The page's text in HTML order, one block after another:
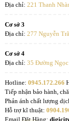
Địa chỉ: 221 Thanh
Cơ sở 3
Địa chỉ: 277 Nguyễn
Cơ sở 4
Địa chỉ: 35 Đường Ngọc
Hotline: 0945.172.266
Tiếp nhận bảo hành,
Phản ánh chất lượng
Hỗ trợ kĩ thuật:
Email Đặt Hàng: